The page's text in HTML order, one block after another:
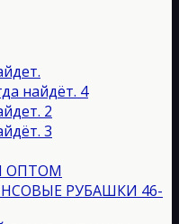
найдёт. 4
2
3
ОПТОМ
РУБАШКИ 46-